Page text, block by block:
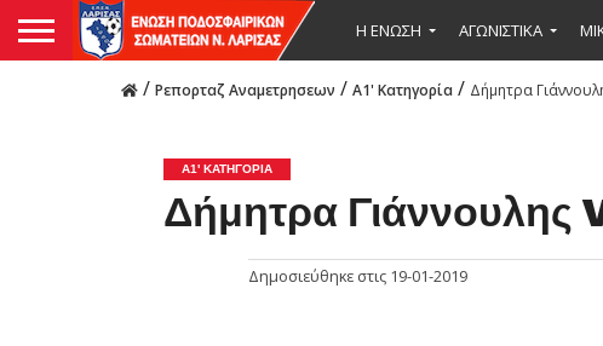
Η ΕΝΩΣΗ ΑΓΩΝΙΣΤΙΚΑ
/ Ρεπορταζ Αναμετρησεων / Α1' Κατηγορία / Δήμητρα
Α1' ΚΑΤΗΓΟΡΊΑ
Δήμητρα Γιάννουλης
Δημοσιεύθηκε στις 19-01-2019